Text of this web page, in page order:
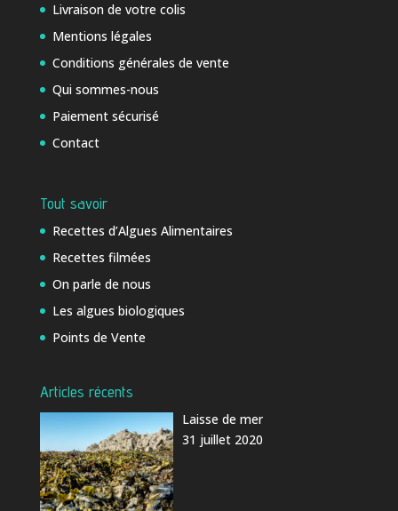
Livraison de votre colis
Mentions légales
Conditions générales de vente
Qui sommes-nous
Paiement sécurisé
Contact
Tout savoir
Recettes d’Algues Alimentaires
Recettes filmées
On parle de nous
Les algues biologiques
Points de Vente
Articles récents
Laisse de mer
31 juillet 2020